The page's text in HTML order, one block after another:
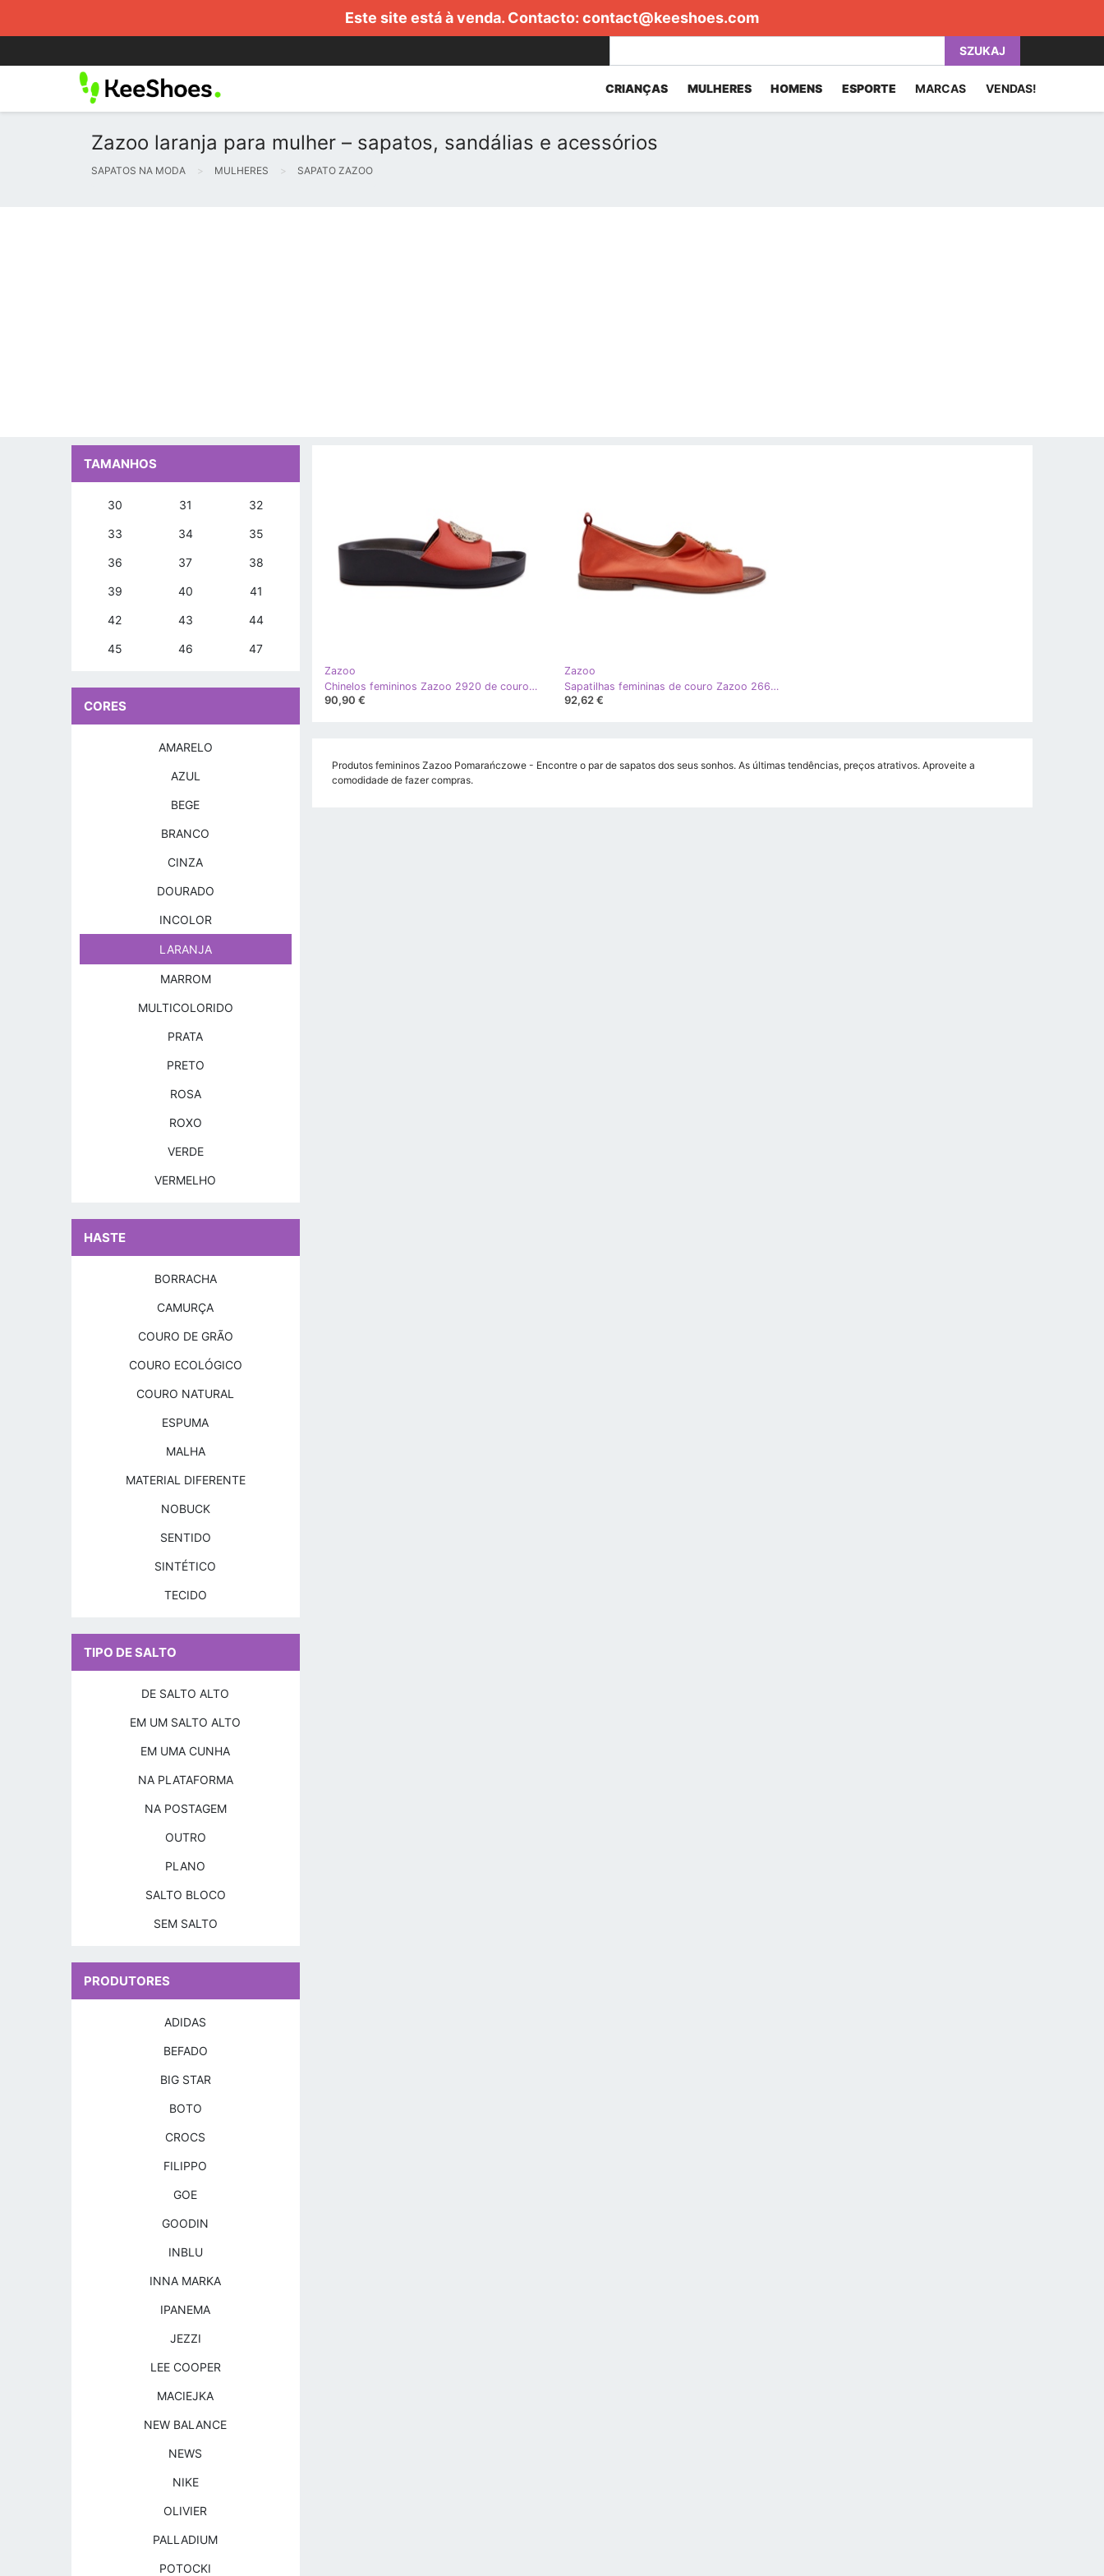
Este site está à venda. Contacto: contact@keeshoes.com
SZUKAJ
CRIANÇAS MULHERES HOMENS ESPORTE MARCAS VENDAS!
Zazoo laranja para mulher – sapatos, sandálias e acessórios
SAPATOS NA MODA MULHERES SAPATO ZAZOO
Zazoo
Chinelos femininos Zazoo 2920 de couro em cunha com detalhes dourados, laranja
90,90 €
Zazoo
Sapatilhas femininas de couro Zazoo 2660, laranja
92,62 €
Produtos femininos Zazoo Pomarańczowe - Encontre o par de sapatos dos seus sonhos. As últimas tendências, preços atrativos. Aproveite a
comodidade de fazer compras.
TAMANHOS
30 31 32
33 34 35
36 37 38
39 40 41
42 43 44
45 46 47
CORES
AMARELO
AZUL
BEGE
BRANCO
CINZA
DOURADO
INCOLOR
LARANJA
MARROM
MULTICOLORIDO
PRATA
PRETO
ROSA
ROXO
VERDE
VERMELHO
HASTE
BORRACHA
CAMURÇA
COURO DE GRÃO
COURO ECOLÓGICO
COURO NATURAL
ESPUMA
MALHA
MATERIAL DIFERENTE
NOBUCK
SENTIDO
SINTÉTICO
TECIDO
TIPO DE SALTO
DE SALTO ALTO
EM UM SALTO ALTO
EM UMA CUNHA
NA PLATAFORMA
NA POSTAGEM
OUTRO
PLANO
SALTO BLOCO
SEM SALTO
PRODUTORES
ADIDAS
BEFADO
BIG STAR
BOTO
CROCS
FILIPPO
GOE
GOODIN
INBLU
INNA MARKA
IPANEMA
JEZZI
LEE COOPER
MACIEJKA
NEW BALANCE
NEWS
NIKE
OLIVIER
PALLADIUM
POTOCKI